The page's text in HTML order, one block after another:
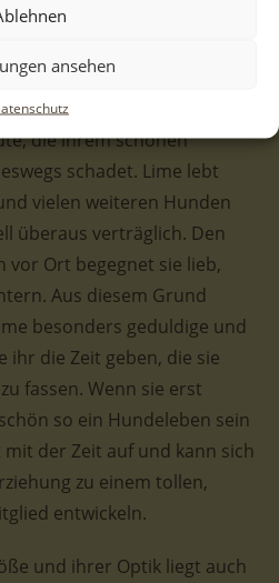
ansehen
Fellkleid ist am Rücken
erinnern. An den Beinen hat
Wie ihre Schwester hat
die ihrem schönen
schadet. Lime lebt
vielen weiteren Hunden
überaus verträglich. Den
vor Ort begegnet sie lieb,
Aus diesem Grund
besonders geduldige und
ihr die Zeit geben, die sie
fassen. Wenn sie erst
so ein Hundeleben sein
der Zeit auf und kann sich
zu einem tollen,
entwickeln.
und ihrer Optik liegt auch